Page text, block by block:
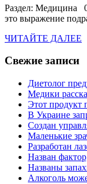
Раздел: Медицина 0
это выражение
ЧИТАЙТЕ ДАЛЕЕ
Свежие записи
Диетолог
Медики
Этот продукт
В Украине
Создан
Маленькие
Разработан
Назван
Названы
Алкоголь